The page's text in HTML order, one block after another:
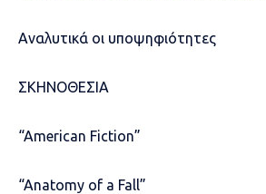
Αναλυτικά οι υποψηφιότητες
ΣΚΗΝΟΘΕΣΙΑ
“American Fiction”
“Anatomy of a Fall”